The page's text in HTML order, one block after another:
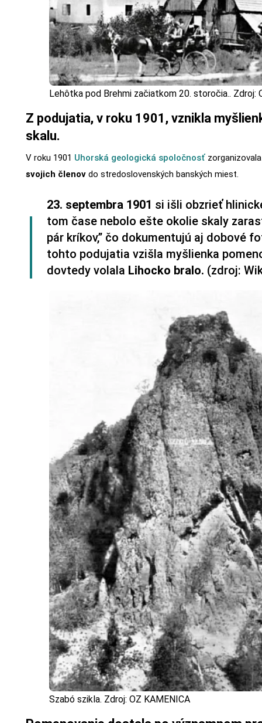
Lehôtka pod Brehmi začiatkom 20. storočia.. Zdroj:
Z podujatia, v roku 1901, vznikla
skalu.
V roku 1901 Uhorská geologická spoločnosť
svojich členovdo stredoslovenských banských miest.
23. septembra 1901 si išli obzrieť
tom čase nebolo ešte okolie skaly
pár kríkov,” čo dokumentujú aj dobové
tohto podujatia vzišla myšlienka
dovtedy volala Lihocko bralo. (zdroj:
Szabó szikla. Zdroj: OZ KAMENICA